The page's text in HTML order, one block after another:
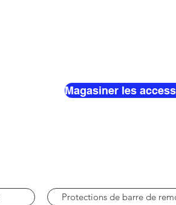
Magasiner les
Protections de barre de